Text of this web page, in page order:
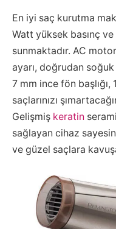
En iyi saç kurutma
Watt yüksek basınç
sunmaktadır. AC
ayarı, doğrudan
7 mm ince fön başlığı,
saçlarınızı
Gelişmiş keratin
sağlayan cihaz
ve güzel saçlara